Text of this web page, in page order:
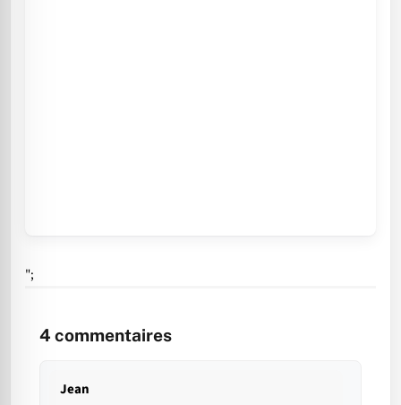
";
4 commentaires
Jean